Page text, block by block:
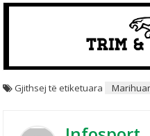
Gjithsej të etiketuara